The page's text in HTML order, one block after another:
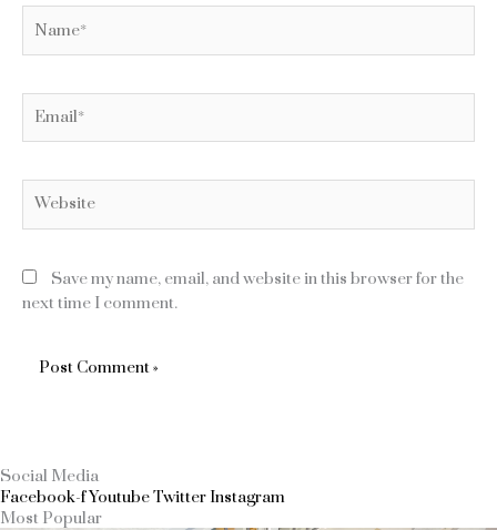
Save my name, email, and website in this browser for the
next time I comment.
Social Media
Facebook-fYoutubeTwitter Instagram
Most Popular